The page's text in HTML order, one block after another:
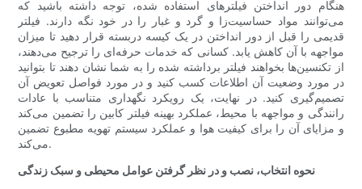
هنگام دور انداختن فیلترهای استفاده شده، توجه داشته باشید که
می‌توانند مواد حساسیت‌زا و گرد و غبار را در خود نگه دارند. فیلتر
قدیمی را قبل از دور انداختن در یک کیسه دربسته قرار دهید تا میزان
مواجهه با آن کاهش یابد. کسانی که خدمات حرفه‌ای را ترجیح می‌دهند،
از تکنسین‌ها بخواهند فیلتر برداشته شده را به شما نشان دهند تا بتوانید
در مورد وضعیت آن اطلاعات کسب کنید و در مورد فواصل تعویض آن
تصمیم‌گیری کنید. در نهایت، یک رویکرد نگهداری متناسب با عادات
رانندگی و مواجهه با محیط، عملکرد بهینه فیلتر کابین را تضمین می‌کند
و مزایای آن را برای کیفیت هوا و عملکرد سیستم تهویه مطبوع تضمین
می‌کند.
نحوه انتخاب، نصب و در نظر گرفتن عوامل محیطی و سبک زندگی